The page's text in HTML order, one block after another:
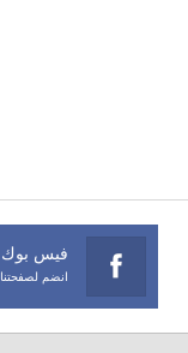
فيس بوك
انضم لصفحتنا